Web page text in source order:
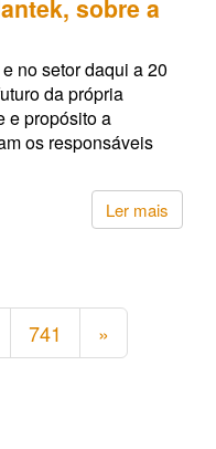
sobre a
no setor daqui a 20
da própria
e propósito a
os responsáveis
Ler mais
741 »